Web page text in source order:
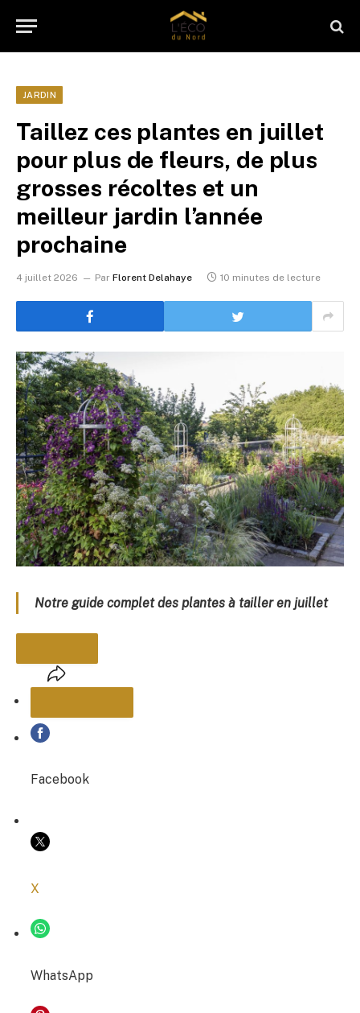
JARDIN
Taillez ces plantes en juillet
pour plus de fleurs, de plus
grosses récoltes et un
meilleur jardin l’année
prochaine
4 juillet 2026 Par Florent Delahaye 10 minutes de lecture
Notre guide complet des plantes à tailler en juillet
PARTAGER
COPIER LE LIEN
Facebook
X
WhatsApp